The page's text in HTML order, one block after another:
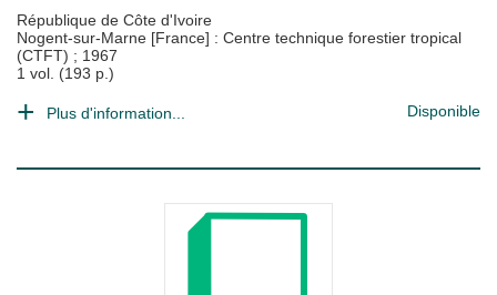
République de Côte d'Ivoire
Nogent-sur-Marne [France] : Centre technique forestier tropical
(CTFT) ; 1967
1 vol. (193 p.)
Plus d'information... Disponible